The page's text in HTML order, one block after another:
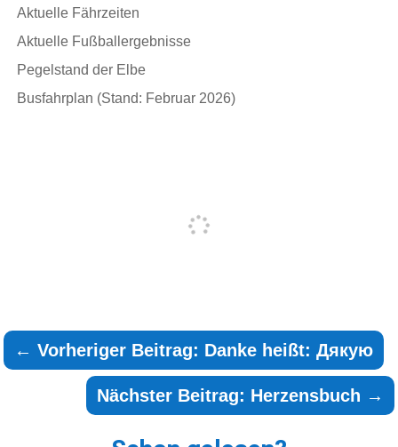
Aktuelle Fährzeiten
Aktuelle Fußballergebnisse
Pegelstand der Elbe
Busfahrplan (Stand: Februar 2026)
←Vorheriger Beitrag: Danke heißt: Дякую
Nächster Beitrag: Herzensbuch →